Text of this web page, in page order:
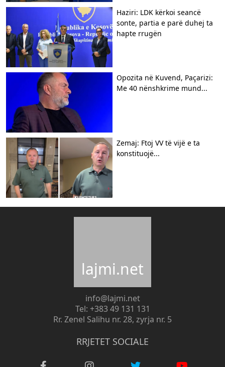
Haziri: LDK kërkoi seancë
sonte, partia e parë duhej ta
hapte rrugën
Opozita në Kuvend, Paçarizi:
Me 40 nënshkrime mund...
Zemaj: Ftoj VV të vijë e ta
konstituojë...
lajmi.net
info@lajmi.net
Tel: +383 49 131 131
Rr. Zenel Salihu nr. 28, zyrja nr. 5
RRJETET SOCIALE